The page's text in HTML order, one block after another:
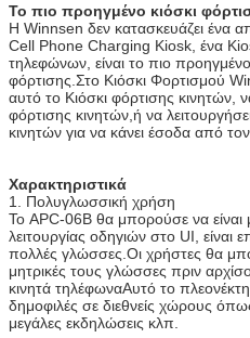
Υποστήριξη
Υποστήριξη
19 ιντσών
οθόνη αφής
Κάντε το Κιόσκι
στη χρήση
Υπολογιστής
Σταθερό
Σώμα από
χάλυβα
Καλή ποιότητα
μακροχρόνια
προσαρμοστεί
Επιλογές
υλικού
Αποδέκτης
αναγνώστης
αποτυπωμάτων,
εκτυπωτής
Το πιο προηγμένο κιόσκι
Η Winnsen δεν κατασκευάζει ένα
Cell Phone Charging Kiosk, ένα
τηλεφώνων, είναι το πιο
φόρτισης.Στο Κιόσκι Φορτισμού
αυτό το Κιόσκι φόρτισης κινητών,
φόρτισης κινητών,ή να
κινητών για να κάνει έσοδα από
Χαρακτηριστικά
1. Πολυγλωσσική χρήση
Το APC-06B θα μπορούσε να είναι
λειτουργίας οδηγιών στο UI, είναι
πολλές γλώσσες.Οι χρήστες θα
μητρικές τους γλώσσες πριν
κινητά τηλέφωναΑυτό το
δημοφιλές σε διεθνείς χώρους
μεγάλες εκδηλώσεις κλπ.